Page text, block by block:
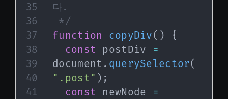
다.
*/
function
copyDiv( )
{
const postDiv =
document . querySelector(
".post" ) ;
const newNode =